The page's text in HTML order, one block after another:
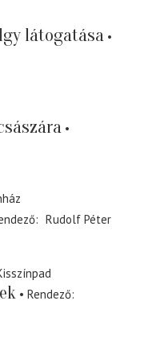
látogatása
Rudolf Péter
Rendező